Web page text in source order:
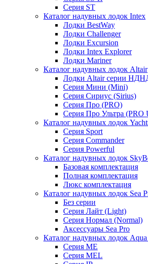
Серия ST
Каталог надувных лодок Intex
Лодки BestWay
Лодки Challenger
Лодки Excursion
Лодки Intex Explorer
Лодки Mariner
Каталог надувных лодок Altair
Лодки Altair серии
Серия Мини (Mini)
Серия Сириус (Sirius)
Серия Про (PRO)
Серия Про Ультра (PRO
Каталог надувных лодок
Серия Sport
Серия Commander
Серия Powerful
Каталог надувных лодок
Базовая комплектация
Полная комплектация
Люкс комплектация
Каталог надувных лодок Sea
Без серии
Серия Лайт (Light)
Серия Нормал (Normal)
Аксессуары Sea Pro
Каталог надувных лодок Aqua
Серия ME
Серия MEL